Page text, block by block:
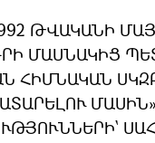
ԹՎԱԿԱՆԻ
ՄԱՍՆԱԿԻՑ
ՀԻՄՆԱԿԱՆ